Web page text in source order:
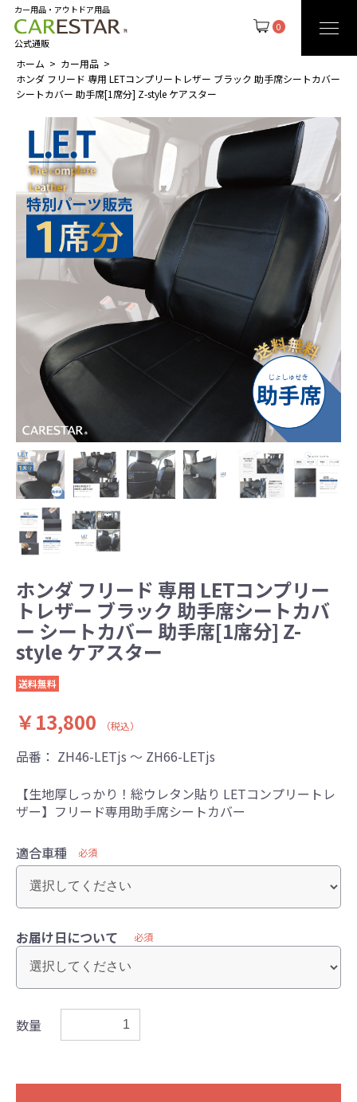
0
カー用品・アウトドア用品
公式通販
ホーム
カー用品
ホンダ フリード 専用 LETコンプリートレザー ブラック 助手席シートカバー
シートカバー 助手席[1席分] Z-style ケアスター
ホンダ フリード 専用 LETコンプリー
トレザー ブラック 助手席シートカバ
ー シートカバー 助手席[1席分] Z-
style ケアスター
送料無料
￥13,800 （税込）
品番： ZH46-LETjs ～ ZH66-LETjs
【生地厚しっかり！総ウレタン貼り LETコンプリートレ
ザー】フリード専用助手席シートカバー
適合車種 必須
お届け日について 必須
数量